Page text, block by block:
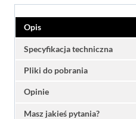
Opis
Specyfikacja techniczna
Pliki do pobrania
Opinie
Masz jakieś pytania?